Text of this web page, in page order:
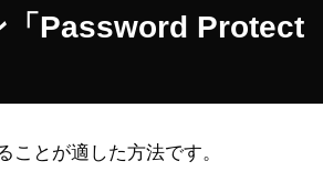
「Password Protect
ことが適した方法です。